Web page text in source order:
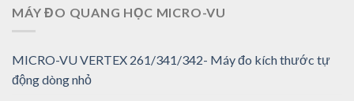
MÁY ĐO QUANG HỌC MICRO-VU
MICRO-VU VERTEX 261/341/342- Máy đo kích thước tự
động dòng nhỏ